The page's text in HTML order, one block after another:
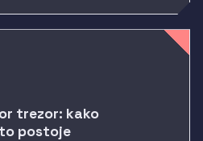
trezor: kako
postoje